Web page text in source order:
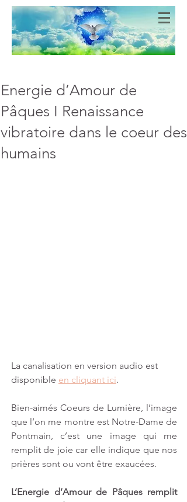
Bien-Aimés
COEURS DE LUMIERE
Energie d’Amour de
Pâques I Renaissance
vibratoire dans le coeur des
humains
La canalisation en version audio est
disponible en cliquant ici.
Bien-aimés Coeurs de Lumière, l’image
que l’on me montre est Notre-Dame de
Pontmain, c’est une image qui me
remplit de joie car elle indique que nos
prières sont ou vont être exaucées.
L’Energie d’Amour de Pâques remplit